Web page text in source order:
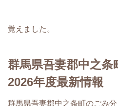
覚えました。
群馬県吾妻郡中之条
2026年度最新情報
群馬県吾妻郡中之条町のごみ